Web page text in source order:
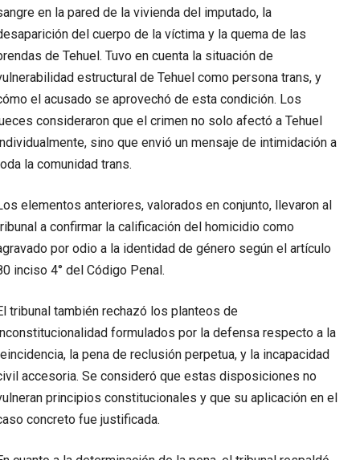
en la pared de la vivienda del imputado, la
del cuerpo de la víctima y la quema de las
de Tehuel. Tuvo en cuenta la situación de
estructural de Tehuel como persona trans, y
el acusado se aprovechó de esta condición. Los
consideraron que el crimen no solo afectó a Tehuel
sino que envió un mensaje de intimidación a
la comunidad trans.
elementos anteriores, valorados en conjunto, llevaron al
a confirmar la calificación del homicidio como
por odio a la identidad de género según el artículo
inciso 4° del Código Penal.
tribunal también rechazó los planteos de
formulados por la defensa respecto a la
la pena de reclusión perpetua, y la incapacidad
accesoria. Se consideró que estas disposiciones no
principios constitucionales y que su aplicación en el
concreto fue justificada.